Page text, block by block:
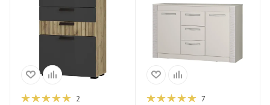
2 7